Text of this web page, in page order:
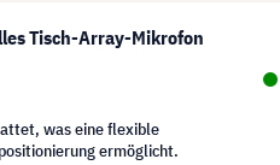
Tisch-Array-Mikrofon
was eine flexible
ermöglicht.